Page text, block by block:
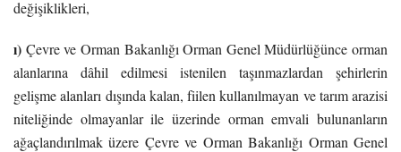
değişiklikleri,
ı) Çevre ve Orman Bakanlığı Orman Genel Müdürlüğünce orman
alanlarına dâhil edilmesi istenilen taşınmazlardan şehirlerin
gelişme alanları dışında kalan, fiilen kullanılmayan ve tarım arazisi
niteliğinde olmayanlar ile üzerinde orman emvali bulunanların
ağaçlandırılmak üzere Çevre ve Orman Bakanlığı Orman Genel